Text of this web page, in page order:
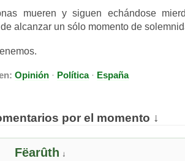
mueren y siguen echándose
alcanzar un sólo momento de
Opinión · Política· España
por el momento ↓
Fëarûth ↓